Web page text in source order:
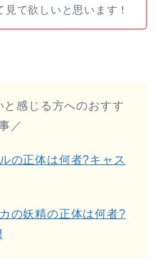
見て欲しいと思います！
と感じる方へのおすす
／
の正体は何者?キャス
の妖精の正体は何者?